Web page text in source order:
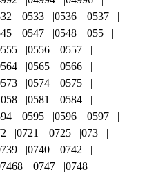
0533 0536
0537
0547 0548
055
0556
0557
0565
0566
0574
0575
058 0581
0584
0595 0596
0597
0721 0725
073
0740
0742
0747
0748